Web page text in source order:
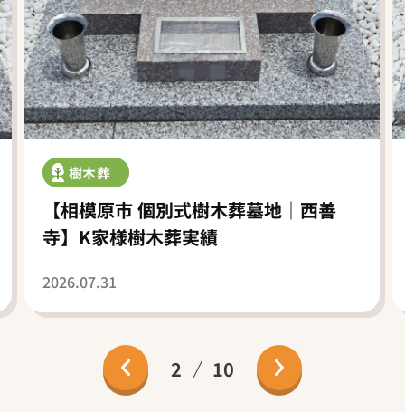
樹木葬
【相模原市 個別式樹木葬墓地｜西善
寺】K家様樹木葬実績
2026.07.31
2 10